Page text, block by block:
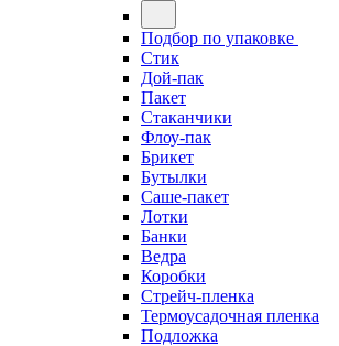
Подбор по упаковке
Стик
Дой-пак
Пакет
Стаканчики
Флоу-пак
Брикет
Бутылки
Саше-пакет
Лотки
Банки
Ведра
Коробки
Стрейч-пленка
Термоусадочная пленка
Подложка